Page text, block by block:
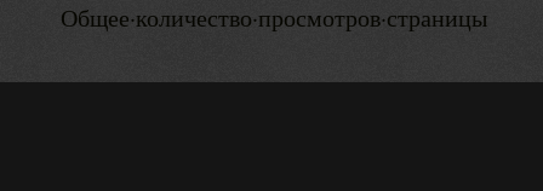
Общее·количество·просмотров·страницы